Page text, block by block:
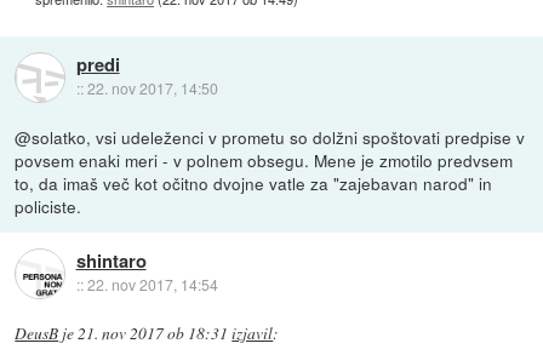
predi
::22. nov 2017, 14:50
@solatko, vsi udeleženci v prometu so dolžni spoštovati predpise v
povsem enaki meri - v polnem obsegu. Mene je zmotilo predvsem
to, da imaš več kot očitno dvojne vatle za "zajebavan narod" in
policiste.
shintaro
::22. nov 2017, 14:54
DeusB je21. nov 2017 ob 18:31 izjavil: